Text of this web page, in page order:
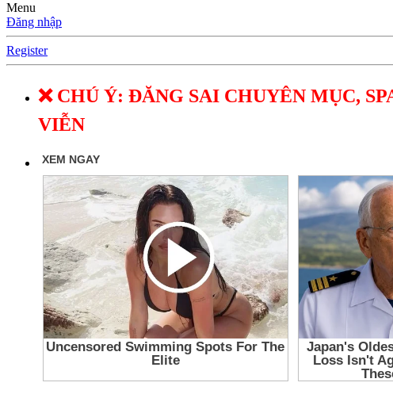
Menu
Đăng nhập
Register
❌ CHÚ Ý: ĐĂNG SAI CHUYÊN MỤC,
VIỄN